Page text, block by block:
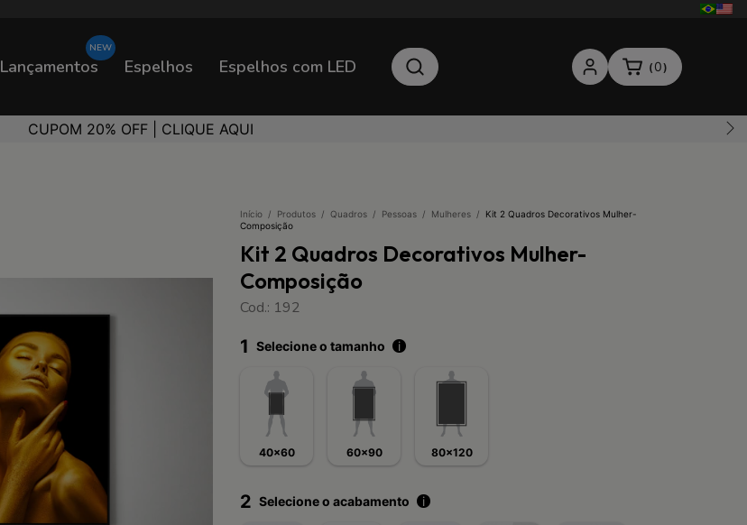
A MAIOR FÁBRICA DO BRASIL
Lançamentos Espelhos Espelhos com LED ( 0)
Início / Produtos / Quadros / Pessoas / Mulheres /
Kit 2 Quadros Decorativos Mulher-
Composição
Kit 2 Quadros Decorativos Mulher-
Composição
Cod.: 192
1 Selecione o tamanho i
40x60 60x90 80x120
2 Selecione o acabamento i